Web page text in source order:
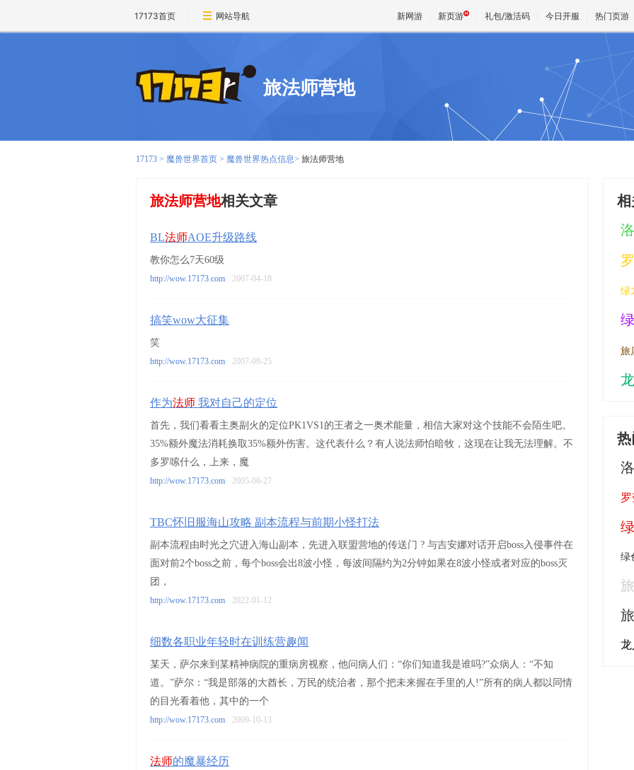
17173首页 网站导航 新网游 新页游 礼包/激活码 今日开服 热门页游
魔兽
天堂
旅法师营地
17173 > 魔兽世界首页 > 魔兽世界热点信息> 旅法师营地
旅法师营地相关文章
BL法师AOE升级路线
教你怎么7天60级
http://wow.17173.com 2007-04-18
搞笑wow大征集
笑
http://wow.17173.com 2007-09-25
作为法师 我对自己的定位
首先，我们看看主奥副火的定位PK1VS1的王者之一奥术能量，相信大家对这个技能不会陌生吧。
35%额外魔法消耗换取35%额外伤害。这代表什么？有人说法师怕暗牧，这现在让我无法理解。不
多罗嗦什么，上来，魔
http://wow.17173.com 2005-06-27
TBC怀旧服海山攻略 副本流程与前期小怪打法
副本流程由时光之穴进入海山副本，先进入联盟营地的传送门 ? 与吉安娜对话开启boss入侵事件在
面对前2个boss之前，每个boss会出8波小怪，每波间隔约为2分钟如果在8波小怪或者对应的boss灭
团，
http://wow.17173.com 2022-01-12
细数各职业年轻时在训练营趣闻
某天，萨尔来到某精神病院的重病房视察，他问病人们：“你们知道我是谁吗?”众病人：“不知
道。”萨尔：“我是部落的大酋长，万民的统治者，那个把未来握在手里的人!”所有的病人都以同情
的目光看着他，其中的一个
http://wow.17173.com 2009-10-13
法师的魔暴经历
相
绿
旅
热
绿
龙